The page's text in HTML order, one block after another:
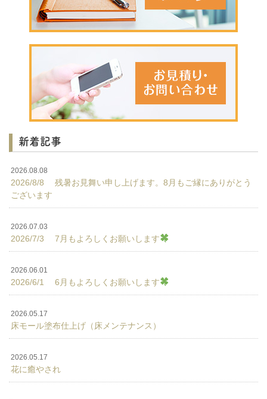
新着記事
2026.08.08
2026/8/8 残暑お見舞い申し上げます。8月もご縁にありがとう
ございます
2026.07.03
2026/7/3 7月もよろしくお願いします
2026.06.01
2026/6/1 6月もよろしくお願いします
2026.05.17
床モール塗布仕上げ（床メンテナンス）
2026.05.17
花に癒やされ